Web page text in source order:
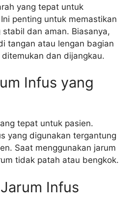
yang tepat untuk
penting untuk memastikan
stabil dan aman. Biasanya,
tangan atau lengan bagian
dan dijangkau.
Infus yang
tepat untuk pasien.
yang digunakan tergantung
Saat menggunakan jarum
tidak patah atau bengkok.
Infus